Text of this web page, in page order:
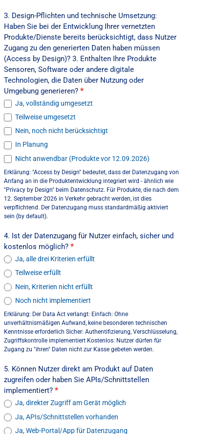
3. Design-Pflichten und technische Umsetzung:
Haben Sie bei der Entwicklung Ihrer vernetzten
Produkte/Dienste bereits berücksichtigt, dass Nutzer
Zugang zu den generierten Daten haben müssen
(Access by Design)? 3. Enthalten Ihre Produkte
Sensoren, Software oder andere digitale
Technologien, die Daten über Nutzung oder
Umgebung generieren? *
Ja, vollständig umgesetzt
Teilweise umgesetzt
Nein, noch nicht berücksichtigt
In Planung
Nicht anwendbar (Produkte vor 12.09.2026)
Erklärung: "Access by Design" bedeutet, dass der Datenzugang von
Anfang an in die Produktentwicklung integriert wird - ähnlich wie
"Privacy by Design" beim Datenschutz. Für Produkte, die nach dem
12. September 2026 in Verkehr gebracht werden, ist dies
verpflichtend. Der Datenzugang muss standardmäßig aktiviert
sein (by default).
4. Ist der Datenzugang für Nutzer einfach, sicher und
kostenlos möglich? *
Ja, alle drei Kriterien erfüllt
Teilweise erfüllt
Nein, Kriterien nicht erfüllt
Noch nicht implementiert
Erklärung: Der Data Act verlangt: Einfach: Ohne
unverhältnismäßigen Aufwand, keine besonderen technischen
Kenntnisse erforderlich Sicher: Authentifizierung, Verschlüsselung,
Zugriffskontrolle implementiert Kostenlos: Nutzer dürfen für
Zugang zu "ihren" Daten nicht zur Kasse gebeten werden.
5. Können Nutzer direkt am Produkt auf Daten
zugreifen oder haben Sie APIs/Schnittstellen
implementiert? *
Ja, direkter Zugriff am Gerät möglich
Ja, APIs/Schnittstellen vorhanden
Ja, Web-Portal/App für Datenzugang